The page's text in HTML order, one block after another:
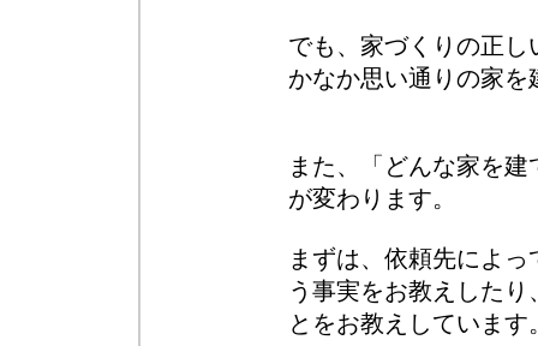
でも、家づくりの正
かなか思い通りの家
また、「どんな家を
が変わります。
まずは、依頼先によ
う事実をお教えした
とをお教えしています